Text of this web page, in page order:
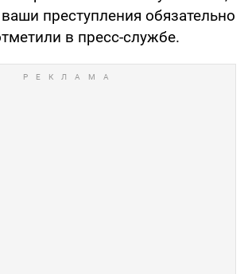
преступления обязательно
в пресс-службе.